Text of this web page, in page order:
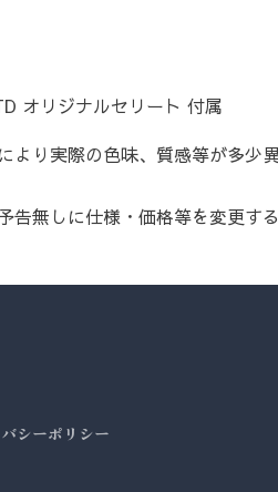
オリジナルセリート 付属
り実際の色味、質感等が多少
告無しに仕様・価格等を変更す
シーポリシー